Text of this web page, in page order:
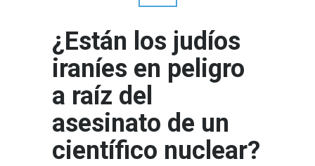
¿Están los judíos
iraníes en peligro
a raíz del
asesinato de un
científico nuclear?